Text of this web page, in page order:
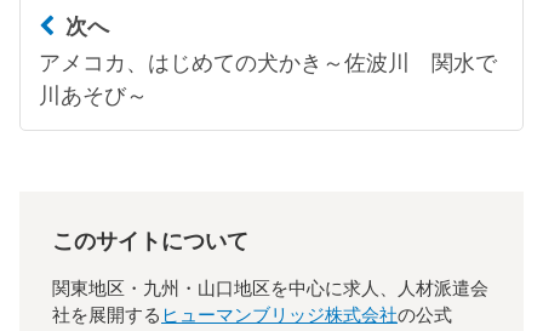
次へ
アメコカ、はじめての犬かき～佐波川 関水で
川あそび～
このサイトについて
関東地区・九州・山口地区を中心に求人、人材派遣会
社を展開する ヒューマンブリッジ株式会社の公式